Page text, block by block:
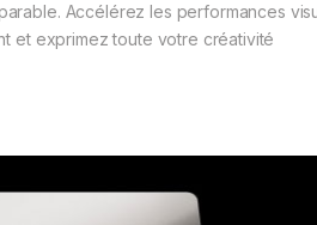
Accélérez les performances
et exprimez toute votre créativité